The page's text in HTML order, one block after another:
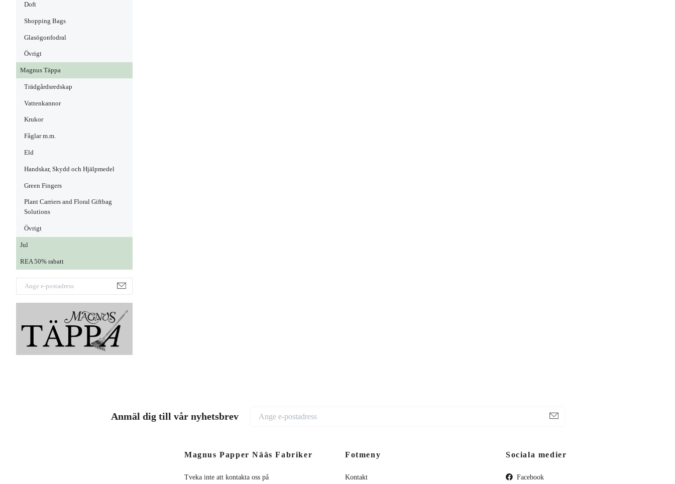
Doft
Shopping Bags
Glasögonfodral
Övrigt
Magnus Täppa
Trädgårdsredskap
Vattenkannor
Krukor
Fåglar m.m.
Eld
Handskar, Skydd och Hjälpmedel
Green Fingers
Plant Carriers and Floral Giftbag
Solutions
Övrigt
Jul
REA 50% rabatt
Anmäl dig till vår nyhetsbrev
Magnus Papper Nääs Fabriker
Tveka inte att kontakta oss på
Fotmeny
Kontakt
Sociala medier
Facebook